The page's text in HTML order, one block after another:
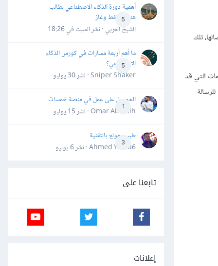
تلك
التي قد
5
أهمية دورة الذكاء الاصطناعي لطالب
هندسة نفط وغاز
الشيخ العربي · نشرالسبت في 18:26
5
ما أهم أربعة مسارات في كورس الذكاء
الاصطناعي؟
Sniper Shaker · نشر
30 يوليو
1
الحصول على عمل في منصة خمسات
Omar Abdallh · نشر
15 يوليو
3
طبيب مولع بالتقنية
Ahmed Yahia6 · نشر
6 يوليو
تابعنا على
إعلانات